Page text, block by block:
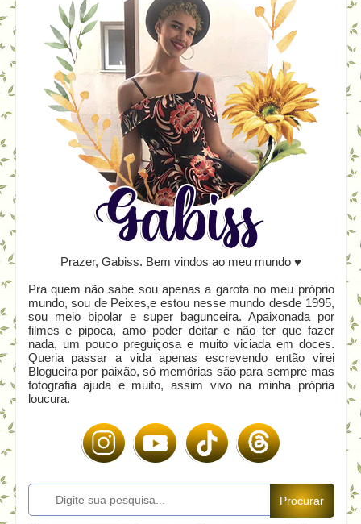
Prazer, Gabiss. Bem vindos ao meu mundo ♥
Pra quem não sabe sou apenas a garota no meu próprio
mundo, sou de Peixes,e estou nesse mundo desde 1995,
sou meio bipolar e super bagunceira. Apaixonada por
filmes e pipoca, amo poder deitar e não ter que fazer
nada, um pouco preguiçosa e muito viciada em doces.
Queria passar a vida apenas escrevendo então virei
Blogueira por paixão, só memórias são para sempre mas
fotografia ajuda e muito, assim vivo na minha própria
loucura.
Procurar